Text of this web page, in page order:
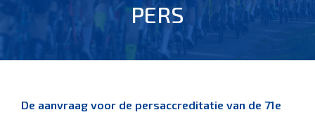
PERS
De aanvraag voor de persaccreditatie van de 71e